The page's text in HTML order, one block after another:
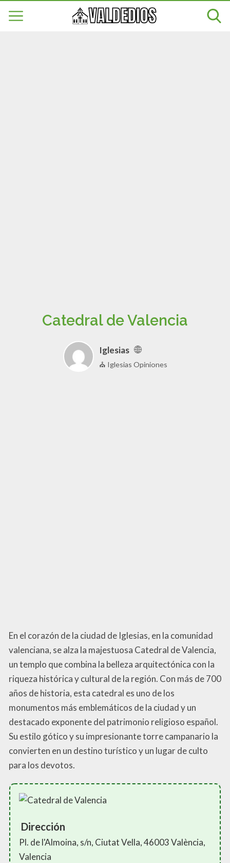
Catedral de Valencia
Iglesias
⛪ Iglesias Opiniones
En el corazón de la ciudad de Iglesias, en la comunidad
valenciana, se alza la majestuosa Catedral de Valencia,
un templo que combina la belleza arquitectónica con la
riqueza histórica y cultural de la región. Con más de 700
años de historia, esta catedral es uno de los
monumentos más emblemáticos de la ciudad y un
destacado exponente del patrimonio religioso español.
Su estilo gótico y su impresionante torre campanario la
convierten en un destino turístico y un lugar de culto
para los devotos.
Dirección
Pl. de l'Almoina, s/n, Ciutat Vella, 46003 València,
Valencia